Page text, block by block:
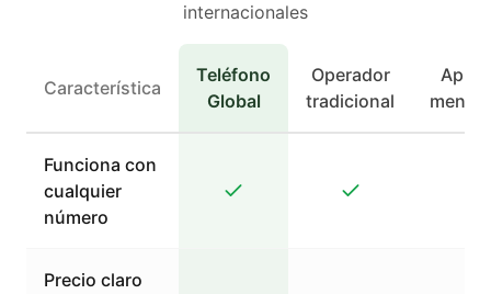
internacionales
Característica
Teléfono
Global
Operador
tradicional
Apps
Funciona con
cualquier
número
Precio claro